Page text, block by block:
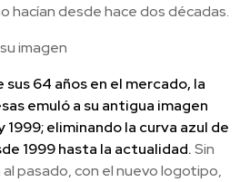
hacían desde hace dos décadas.
imagen
64 años en el mercado, la
emuló a su antigua imagen
eliminando la curva azul de
1999 hasta la actualidad.Sin
pasado, con el nuevo logotipo,